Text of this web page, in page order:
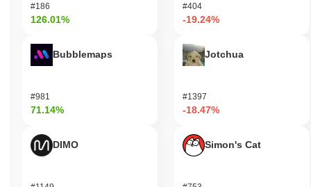
#186
126.01%
Bubblemaps
#981
71.14%
DIMO
#404
-19.24%
Jotchua
#1397
-18.47%
Simon's Cat